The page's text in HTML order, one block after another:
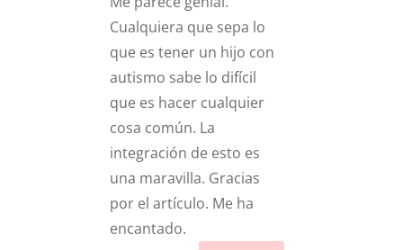
Cualquiera que sepa lo
que es tener un hijo con
autismo sabe lo difícil
que es hacer cualquier
cosa común. La
integración de esto es
una maravilla. Gracias
por el artículo. Me ha
encantado.